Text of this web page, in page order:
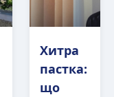
Хитра
пастка:
що